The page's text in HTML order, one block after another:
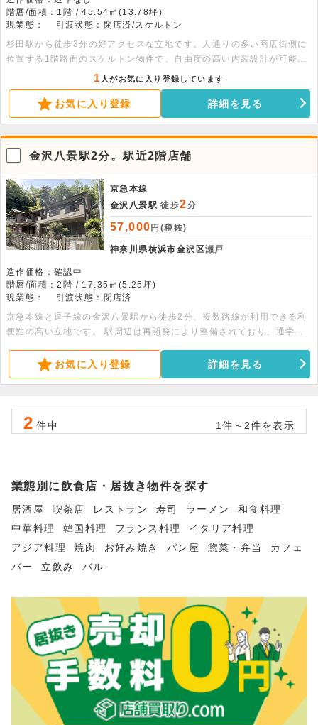
階層/面積：1階 / 45.54㎡(13.78坪)
現業態：
引渡状態：閉店済/スケルトン
杉田駅から徒歩3分の好アクセスな立地です。人通りの多い商店街側に
位置する1階路面のスケルトン物件で、自由度の高い内装設計が可能で
す。約45平米の空間を活かした物販やサービス業など、幅広い業態の
相談をお待ちしております。
1 人がお気に入り登録しています
お気に入り登録 詳細を見る
金沢八景駅2分。駅近2階店舗
京急本線
金沢八景駅 徒歩2分
57,000 円(税抜)
神奈川県横浜市金沢区瀬戸
造作価格：確認中
階層/面積：2階 / 17.35㎡(5.25坪)
現業態：
引渡状態：閉店済
京急本線と逗子線の金沢八景駅から徒歩2分、複数路線が利用できる利
便性の高い立地です。 駅周辺は再開発により整備されており、通学や
2階部分に位置し、専有面積は約5.25坪と小規模ながらも独立した空間
です。 室内にはエアコンや給湯、オープンキッチンなどの設備が整っ
イプのため、個人サロンや小規模な事務所としての利用にも適していま
す。 駅至近の好アクセスな環境で新しい拠点を検討されている方は、
お気軽にお問い合わせください！
お気に入り登録 詳細を見る
2 件中 1件～2件を表示
業態別に飲食店・居抜き物件を探す
居酒屋 喫茶店 レストラン 寿司 ラーメン
和食料理
中華料理
韓国料理 フランス料理
イタリア料理
アジア料理
焼肉 お好み焼き パン屋 惣菜・弁当
カフェ
バー
立飲み バル